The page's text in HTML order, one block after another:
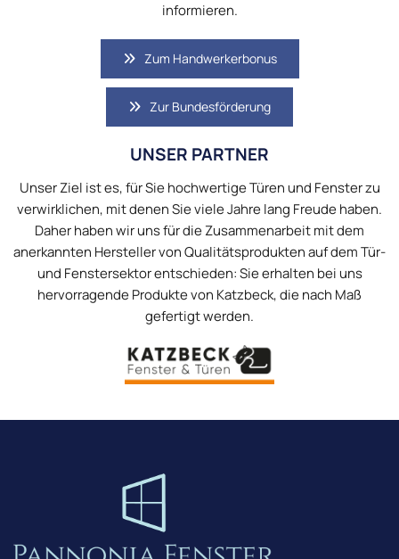
informieren.
Zum Handwerkerbonus
Zur Bundesförderung
UNSER PARTNER
Unser Ziel ist es, für Sie hochwertige Türen und Fenster zu
verwirklichen, mit denen Sie viele Jahre lang Freude haben.
Daher haben wir uns für die Zusammenarbeit mit dem
anerkannten Hersteller von Qualitätsprodukten auf dem Tür-
und Fenstersektor entschieden: Sie erhalten bei uns
hervorragende Produkte von Katzbeck, die nach Maß
gefertigt werden.